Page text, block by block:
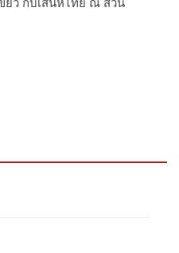
ขียว กับเสน่ห์ไทย ณ สวน